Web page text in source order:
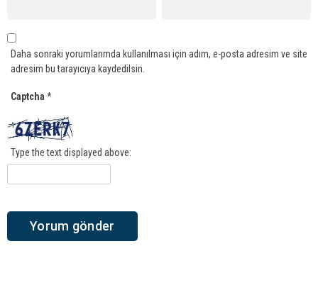
Daha sonraki yorumlarımda kullanılması için adım, e-posta adresim ve site
adresim bu tarayıcıya kaydedilsin.
Captcha *
Type the text displayed above: